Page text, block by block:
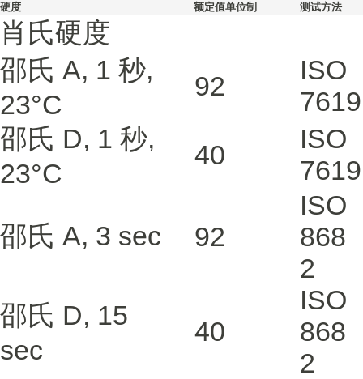
硬度 额定值单位制 测试方法
肖氏硬度
邵氏 A, 1 秒,
23°C
92
ISO
7619
邵氏 D, 1 秒,
23°C
40
ISO
7619
邵氏 A, 3 sec 92
ISO
868
2
邵氏 D, 15
sec
40
ISO
868
2